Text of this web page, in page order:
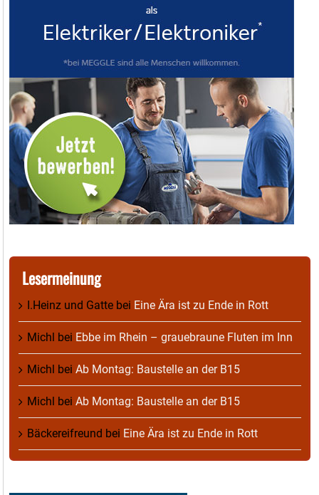
Lesermeinung
I.Heinz und Gatte bei Eine Ära ist zu Ende in Rott
Michl bei Ebbe im Rhein – grauebraune Fluten im Inn
Michl bei Ab Montag: Baustelle an der B15
Michl bei Ab Montag: Baustelle an der B15
Bäckereifreund bei Eine Ära ist zu Ende in Rott